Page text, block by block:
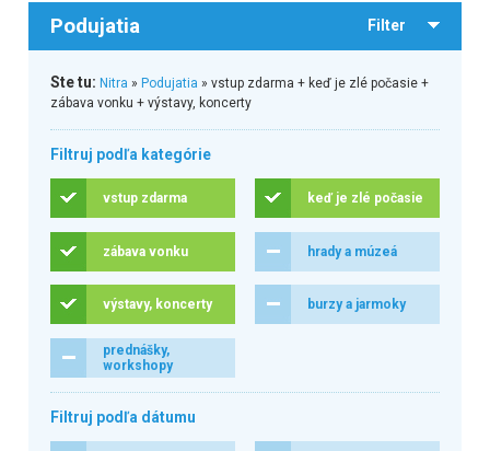
Podujatia Filter
Ste tu: Nitra » Podujatia » vstup zdarma + keď je zlé počasie +
zábava vonku + výstavy, koncerty
Filtruj podľa kategórie
vstup zdarma keď je zlé počasie
zábava vonku hrady a múzeá
výstavy, koncerty burzy a jarmoky
prednášky,
workshopy
Filtruj podľa dátumu